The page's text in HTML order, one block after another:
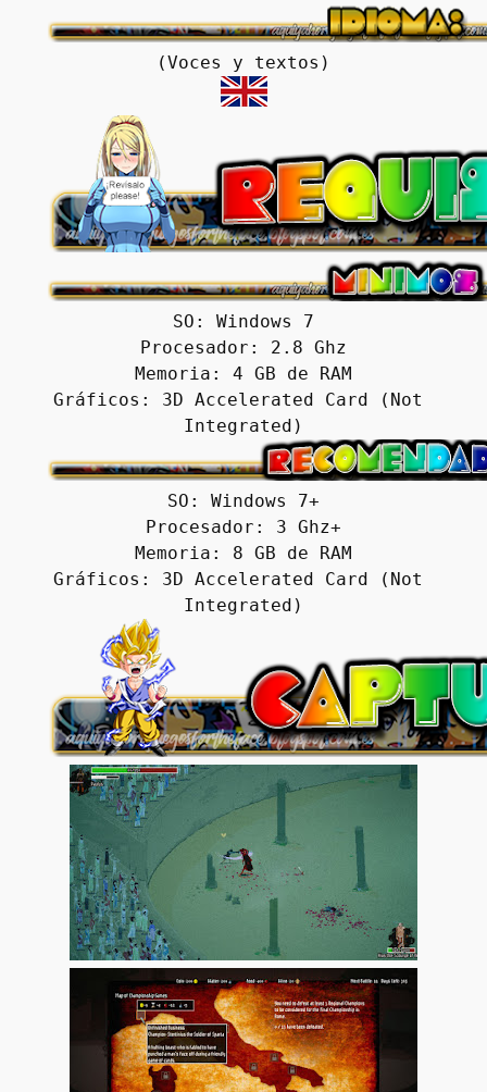
SO: Windows 7
Procesador: 2.8 Ghz
Memoria: 4 GB de RAM
Gráficos: 3D Accelerated Card (Not
Integrated)
SO: Windows 7+
Procesador: 3 Ghz+
Memoria: 8 GB de RAM
Gráficos: 3D Accelerated Card (Not